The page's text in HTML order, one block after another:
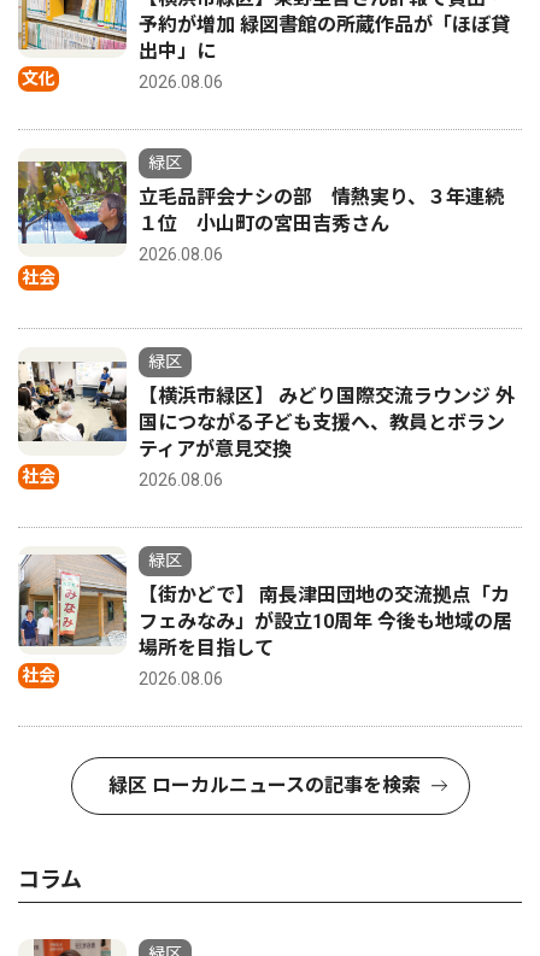
文化
予約が増加 緑図書館の所蔵作品が「ほぼ貸
出中」に
2026.08.06
社会
緑区
立毛品評会ナシの部 情熱実り、３年連続
１位 小山町の宮田吉秀さん
2026.08.06
社会
緑区
【横浜市緑区】 みどり国際交流ラウンジ 外
国につながる子ども支援へ、教員とボラン
ティアが意見交換
2026.08.06
社会
緑区
【街かどで】 南長津田団地の交流拠点「カ
フェみなみ」が設立10周年 今後も地域の居
場所を目指して
2026.08.06
緑区 ローカルニュースの記事を検索
コラム